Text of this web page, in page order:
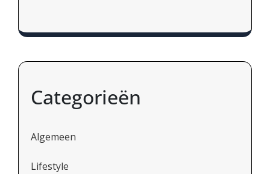
Categorieën
Algemeen
Lifestyle